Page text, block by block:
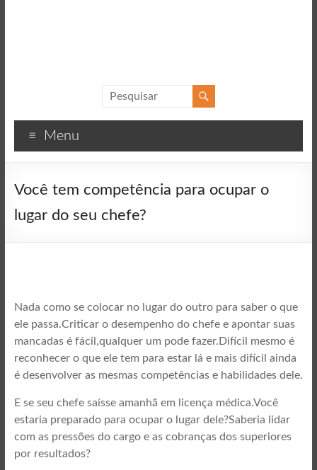
Textos
motivacionais
sucesso
Menu
Você tem competência para ocupar o
lugar do seu chefe?
Nada como se colocar no lugar do outro para saber o que
ele passa.Criticar o desempenho do chefe e apontar suas
mancadas é fácil,qualquer um pode fazer.Difícil mesmo é
reconhecer o que ele tem para estar lá e mais difícil ainda
é desenvolver as mesmas competências e habilidades dele.
E se seu chefe saísse amanhã em licença médica.Você
estaria preparado para ocupar o lugar dele?Saberia lidar
com as pressões do cargo e as cobranças dos superiores
por resultados?